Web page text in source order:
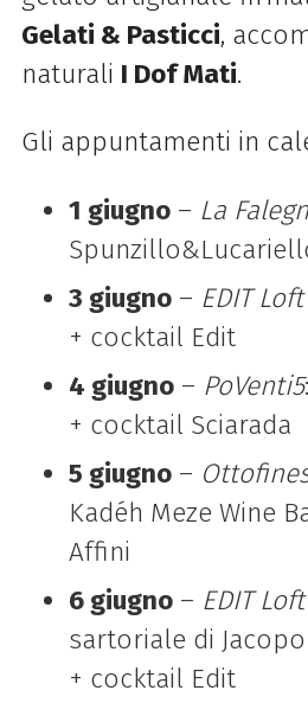
Gelati & Pasticci,
naturali I Dof Mati.
Gli appuntamenti in
1 giugno– La
3 giugno– EDIT Loft
+ cocktail Edit
4 giugno– PoVenti5
+ cocktail Sciarada
5 giugno–
Kadéh Meze Wine
Affini
6 giugno– EDIT
sartoriale di
+ cocktail Edit